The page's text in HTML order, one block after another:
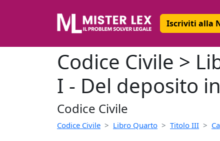
Iscriviti alla
Codice Civile >
I - Del deposito
Codice Civile
Codice Civile Libro Quarto Titolo III